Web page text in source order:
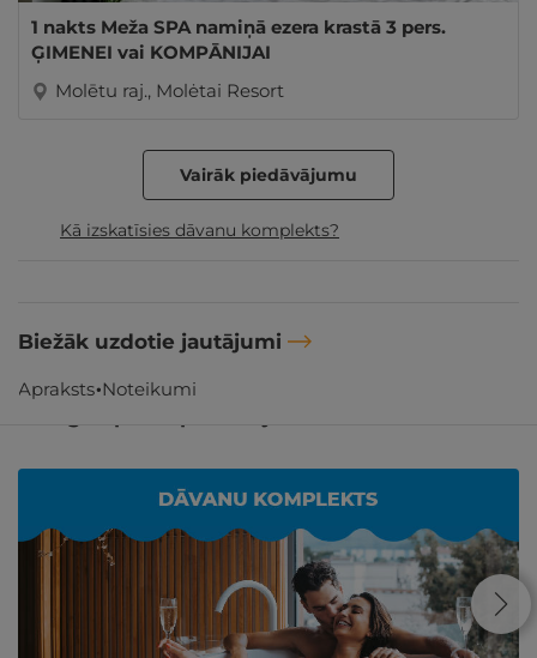
1 nakts Meža SPA namiņā ezera krastā 3 pers.
ĢIMENEI vai KOMPĀNIJAI
Molētu raj., Molėtai Resort
Vairāk piedāvājumu
Kā izskatīsies dāvanu komplekts?
Biežāk uzdotie jautājumi
Apraksts Noteikumi